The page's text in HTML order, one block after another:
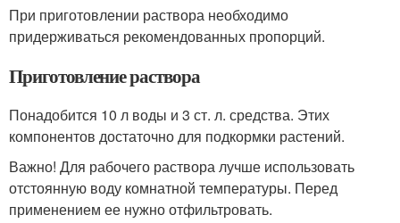
При приготовлении раствора необходимо
придерживаться рекомендованных пропорций.
Приготовление раствора
Понадобится 10 л воды и 3 ст. л. средства. Этих
компонентов достаточно для подкормки растений.
Важно! Для рабочего раствора лучше использовать
отстоянную воду комнатной температуры. Перед
применением ее нужно отфильтровать.